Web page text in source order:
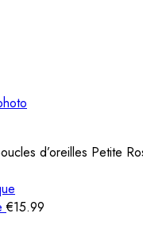
d’oreilles Petite
€15.99